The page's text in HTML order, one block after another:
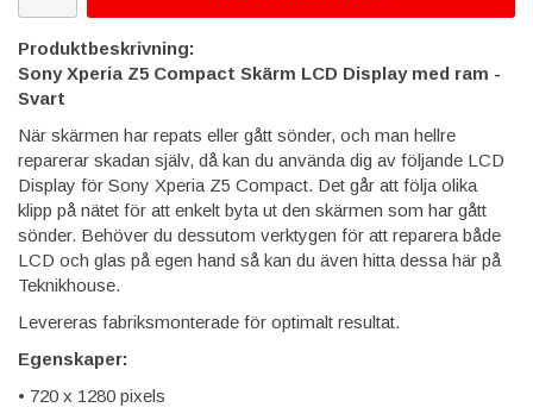
Produktbeskrivning:
Sony Xperia Z5 Compact Skärm LCD Display med ram -
Svart
När skärmen har repats eller gått sönder, och man hellre
reparerar skadan själv, då kan du använda dig av följande LCD
Display för Sony Xperia Z5 Compact. Det går att följa olika
klipp på nätet för att enkelt byta ut den skärmen som har gått
sönder. Behöver du dessutom verktygen för att reparera både
LCD och glas på egen hand så kan du även hitta dessa här på
Teknikhouse.
Levereras fabriksmonterade för optimalt resultat.
Egenskaper:
• 720 x 1280 pixels